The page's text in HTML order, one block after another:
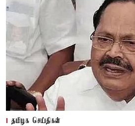
தமிழக செய்திகள்